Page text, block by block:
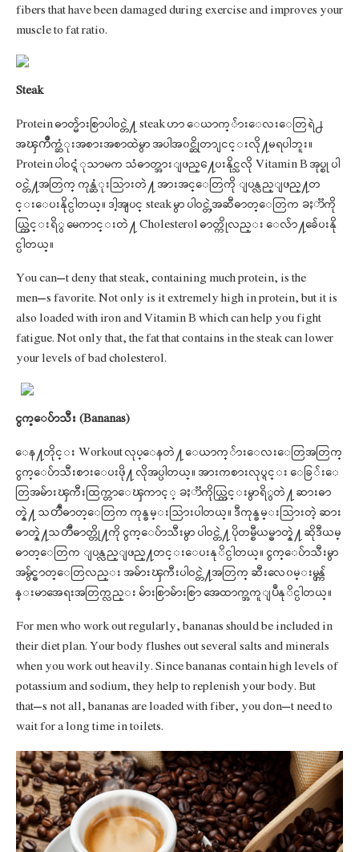
fibers that have been damaged during exercise and improves your
muscle to fat ratio.
Steak
Protein ဓာတ္မ်ားစြာပါဝင္တဲ႔ steak ဟာ ေယာက္်ားေလးေတြရဲ႕
အၾကိဳက္ဆံုးအစားအစာထဲမွာ အပါအ၀င္ဆိုတာ ျငင္းလို႔မရပါဘူး။
Protein ပါဝင္ရံုသာမက သံဓာတ္အားျဖည္႔ေပးနိုင္သလို Vitamin B အုပ္စု ပါ
ဝင္တဲ႔အတြက္ ကုန္ဆံုးသြားတဲ႔ အားအင္ေတြကို ျပန္လည္ျဖည္႔တ
င္းေပးနိုင္ပါတယ္။ ဒါ့အျပင္ steak မွာ ပါဝင္တဲ့အဆီဓာတ္ေတြက ခႏာၱကို
ယ္တြင္းရိွ မေကာင္းတဲ႔ Cholesterol ဓာတ္ကိုလည္း ေလ်ာ႔ခ်ေပးနို
င္ပါတယ္။
You can’t deny that steak, containing much protein, is the
men’s favorite. Not only is it extremely high in protein, but it is
also loaded with iron and Vitamin B which can help you fight
fatigue. Not only that, the fat that contains in the steak can lower
your levels of bad cholesterol.
ငွက္ေပ်ာသီး (Bananas)
ေန႔တိုင္း Workout လုပ္ေနတဲ႔ ေယာက္်ားေလးေတြအတြက္
ငွက္ေပ်ာသီးစားေပးဖို႔ လိုအပ္ပါတယ္။ အားကစားလုပ္ရင္း ေခြ်းေ
တြအမ်ားၾကီးထြက္တာေၾကာင့္ ခႏာၱကိုယ္တြင္းမွာရိွတဲ႔ ဆားဓာ
တ္နဲ႔ သတၳဳဓာတ္ေတြက ကုန္ခမ္းသြားပါတယ္။ ဒီကုန္ခမ္းသြားတဲ့ ဆား
ဓာတ္နဲ႔သတၱဳဓာတ္တို႔ကို ငွက္ေပ်ာသီးမွာ ပါဝင္တဲ႔ ပိုတမ္စီယမ္ဓာတ္နဲ႔ ဆိုဒီယမ္
ဓာတ္ေတြက ျပန္လည္ျဖည္႔တင္းေပးနုိင္ပါတယ္။ ငွက္ေပ်ာသီးမွာ
အမွ်င္ဓာတ္ေတြလည္း အမ်ားၾကီးပါဝင္တဲ႔အတြက္ ဆီးေလ၀မ္းမွန္က်
န္းမာအေရးအတြက္လည္း မ်ားစြာမ်ားစြာ အေထာက္အကူျပဳနုိင္ပါတယ္။
For men who work out regularly, bananas should be included in
their diet plan. Your body flushes out several salts and minerals
when you work out heavily. Since bananas contain high levels of
potassium and sodium, they help to replenish your body. But
that’s not all, bananas are loaded with fiber, you don’t need to
wait for a long time in toilets.